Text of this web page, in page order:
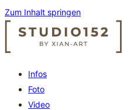
Zum Inhalt springen
Infos
Foto
Video